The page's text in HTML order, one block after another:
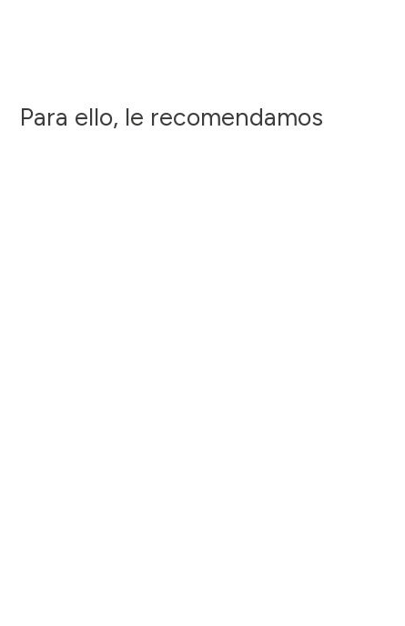
Para ello, le recomendamos